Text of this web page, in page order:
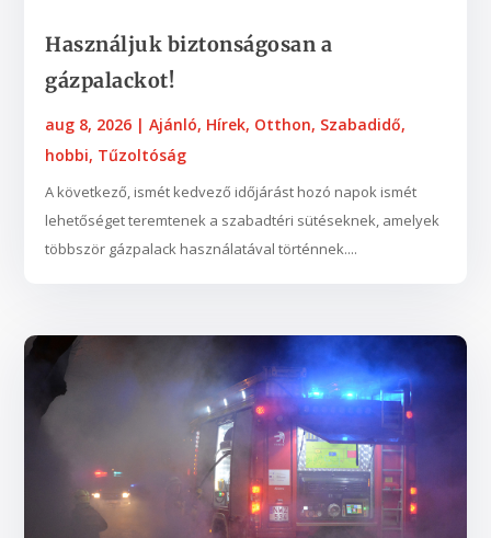
Használjuk biztonságosan a
gázpalackot!
aug 8, 2026 |Ajánló, Hírek, Otthon, Szabadidő,
hobbi, Tűzoltóság
A következő, ismét kedvező időjárást hozó napok ismét
lehetőséget teremtenek a szabadtéri sütéseknek, amelyek
többször gázpalack használatával történnek....